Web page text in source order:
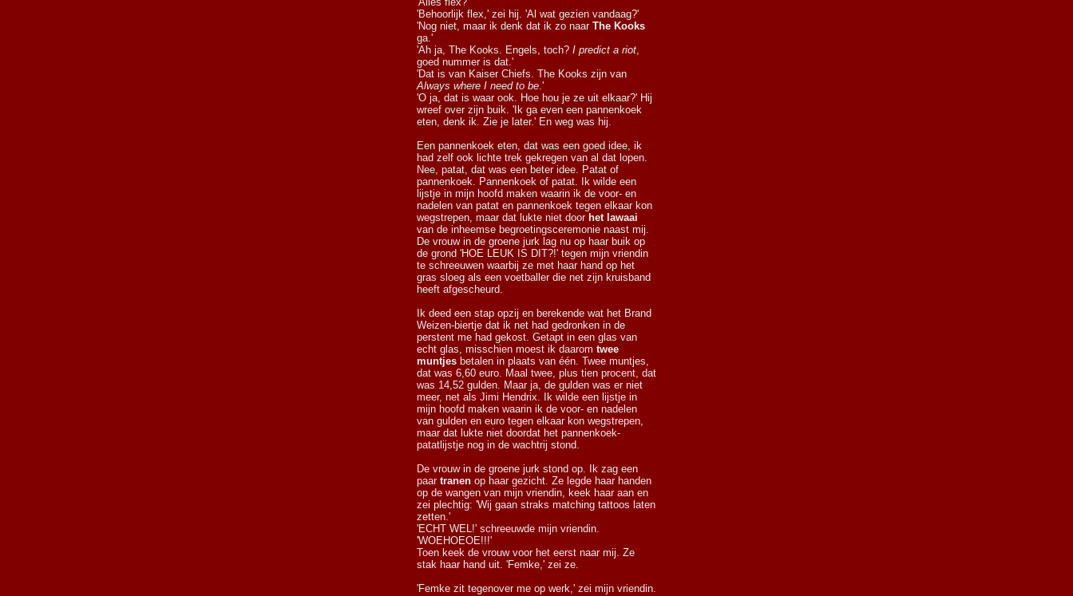
'Behoorlijk flex,' zei hij. 'Al wat gezien vandaag?'
'Nog niet, maar ik denk dat ik zo naar The Kooks
ga.'
'Ah ja, The Kooks. Engels, toch? I predict a riot,
goed nummer is dat.'
'Dat is van Kaiser Chiefs. The Kooks zijn van
Always where I need to be.'
'O ja, dat is waar ook. Hoe hou je ze uit elkaar?' Hij
wreef over zijn buik. 'Ik ga even een pannenkoek
eten, denk ik. Zie je later.' En weg was hij.
Een pannenkoek eten, dat was een goed idee, ik
had zelf ook lichte trek gekregen van al dat lopen.
Nee, patat, dat was een beter idee. Patat of
pannenkoek. Pannenkoek of patat. Ik wilde een
lijstje in mijn hoofd maken waarin ik de voor- en
nadelen van patat en pannenkoek tegen elkaar kon
wegstrepen, maar dat lukte niet door het lawaai
van de inheemse begroetingsceremonie naast mij.
De vrouw in de groene jurk lag nu op haar buik op
de grond 'HOE LEUK IS DIT?!' tegen mijn vriendin
te schreeuwen waarbij ze met haar hand op het
gras sloeg als een voetballer die net zijn kruisband
heeft afgescheurd.
Ik deed een stap opzij en berekende wat het Brand
Weizen-biertje dat ik net had gedronken in de
perstent me had gekost. Getapt in een glas van
echt glas, misschien moest ik daarom twee
muntjes betalen in plaats van één. Twee muntjes,
dat was 6,60 euro. Maal twee, plus tien procent, dat
was 14,52 gulden. Maar ja, de gulden was er niet
meer, net als Jimi Hendrix. Ik wilde een lijstje in
mijn hoofd maken waarin ik de voor- en nadelen
van gulden en euro tegen elkaar kon wegstrepen,
maar dat lukte niet doordat het pannenkoek-
patatlijstje nog in de wachtrij stond.
De vrouw in de groene jurk stond op. Ik zag een
paar tranen op haar gezicht. Ze legde haar handen
op de wangen van mijn vriendin, keek haar aan en
zei plechtig: 'Wij gaan straks matching tattoos laten
zetten.'
'ECHT WEL!' schreeuwde mijn vriendin.
'WOEHOEOE!!!'
Toen keek de vrouw voor het eerst naar mij. Ze
stak haar hand uit. 'Femke,' zei ze.
'Femke zit tegenover me op werk,' zei mijn vriendin.